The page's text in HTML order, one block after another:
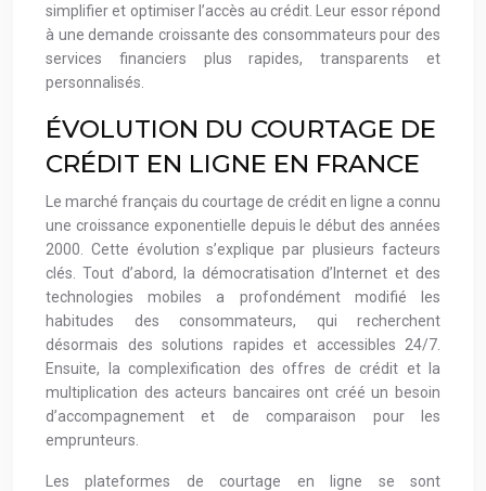
simplifier et optimiser l’accès au crédit. Leur essor répond
à une demande croissante des consommateurs pour des
services financiers plus rapides, transparents et
personnalisés.
ÉVOLUTION DU COURTAGE DE
CRÉDIT EN LIGNE EN FRANCE
Le marché français du courtage de crédit en ligne a connu
une croissance exponentielle depuis le début des années
2000. Cette évolution s’explique par plusieurs facteurs
clés. Tout d’abord, la démocratisation d’Internet et des
technologies mobiles a profondément modifié les
habitudes des consommateurs, qui recherchent
désormais des solutions rapides et accessibles 24/7.
Ensuite, la complexification des offres de crédit et la
multiplication des acteurs bancaires ont créé un besoin
d’accompagnement et de comparaison pour les
emprunteurs.
Les plateformes de courtage en ligne se sont